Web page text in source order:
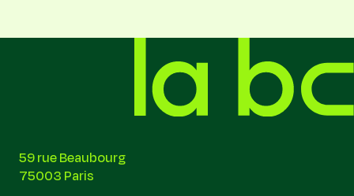
59 rue Beaubourg
75003 Paris